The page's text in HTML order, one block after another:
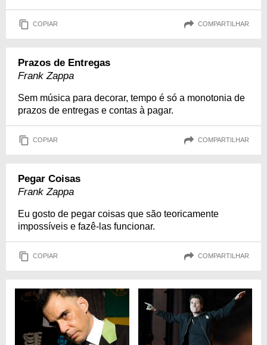
COPIAR COMPARTILHAR
Prazos de Entregas
Frank Zappa
Sem música para decorar, tempo é só a monotonia de
prazos de entregas e contas à pagar.
COPIAR COMPARTILHAR
Pegar Coisas
Frank Zappa
Eu gosto de pegar coisas que são teoricamente
impossíveis e fazê-las funcionar.
COPIAR COMPARTILHAR